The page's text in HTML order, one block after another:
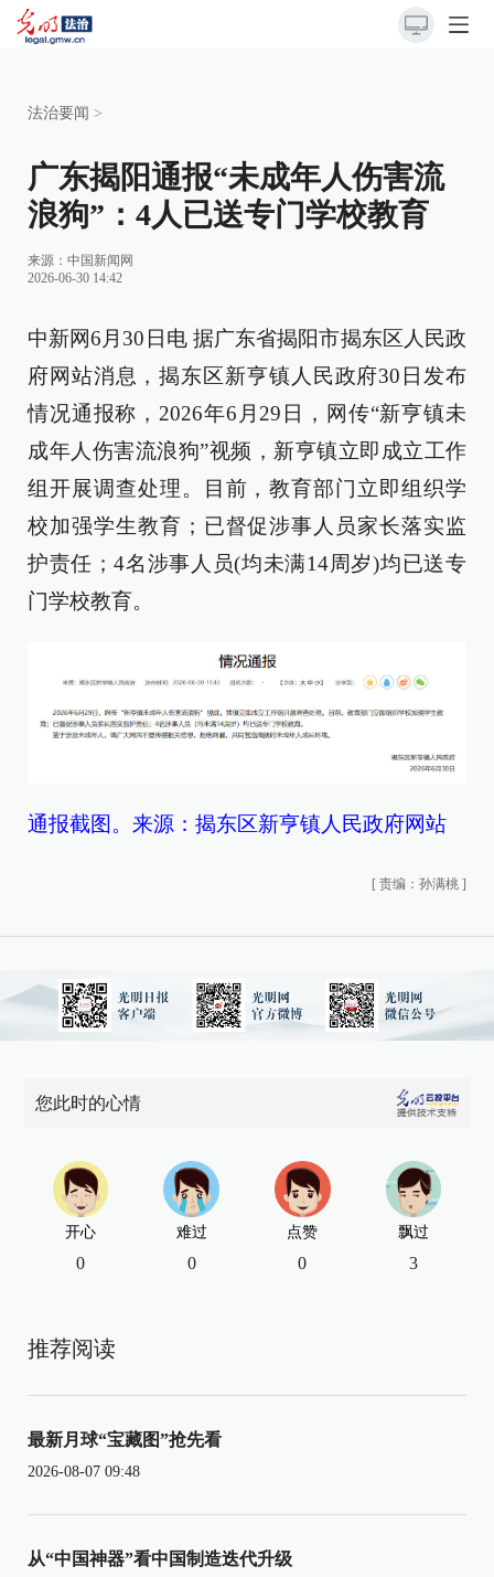
法治要闻 >
广东揭阳通报“未成年人伤害流
浪狗”：4人已送专门学校教育
来源： 中国新闻网
2026-06-30 14:42
中新网6月30日电 据广东省揭阳市揭东区人民政
府网站消息，揭东区新亨镇人民政府30日发布
情况通报称，2026年6月29日，网传“新亨镇未
成年人伤害流浪狗”视频，新亨镇立即成立工作
组开展调查处理。目前，教育部门立即组织学
校加强学生教育；已督促涉事人员家长落实监
护责任；4名涉事人员(均未满14周岁)均已送专
门学校教育。
通报截图。来源：揭东区新亨镇人民政府网站
[ 责编：孙满桃 ]
您此时的心情
开心
0
难过
0
点赞
0
飘过
3
推荐阅读
最新月球“宝藏图”抢先看
2026-08-07 09:48
从“中国神器”看中国制造迭代升级